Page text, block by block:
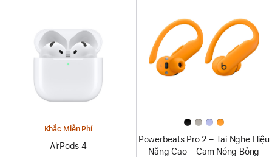
Khắc Miễn Phí
AirPods 4
Powerbeats Pro 2 – Tai Nghe Hiệu
Năng Cao – Cam Nóng Bỏng